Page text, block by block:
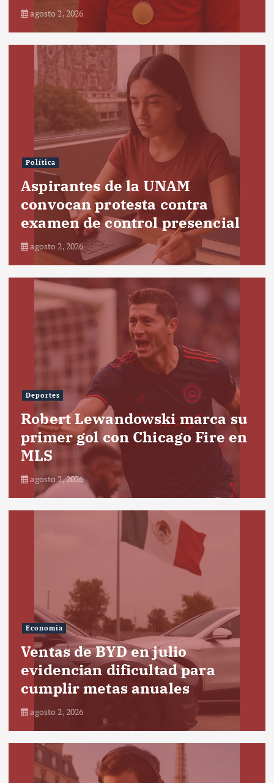
agosto 2, 2026
Política
Aspirantes de la UNAM
convocan protesta contra
examen de control presencial
agosto 2, 2026
Deportes
Robert Lewandowski marca su
primer gol con Chicago Fire en
MLS
agosto 2, 2026
Economía
Ventas de BYD en julio
evidencian dificultad para
cumplir metas anuales
agosto 2, 2026